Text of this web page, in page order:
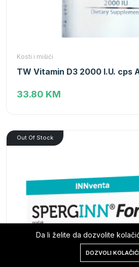
Kosti i mišići
TW Vitamin D3 2000 I.U. cps
33.80 KM
Out Of Stock
Korpa
Da li želite da dozvolite
DOZVOLI